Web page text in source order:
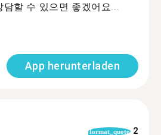
할 수 있으면 좋겠어요...
App herunterladen
format_quote 2